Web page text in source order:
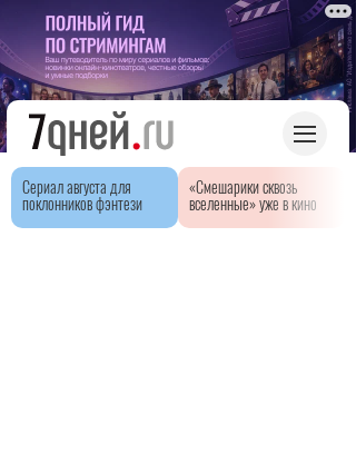
Сериал августа для
поклонников фэнтези
«Смешарики сквозь
вселенные» уже в кино